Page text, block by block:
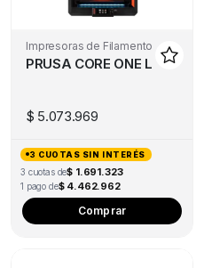
Impresoras de Filamento
PRUSA CORE ONE L
$ 5.073.969
3 CUOTAS SIN INTERÉS
3 cuotas de$ 1.691.323
1 pago de$ 4.462.962
Comprar